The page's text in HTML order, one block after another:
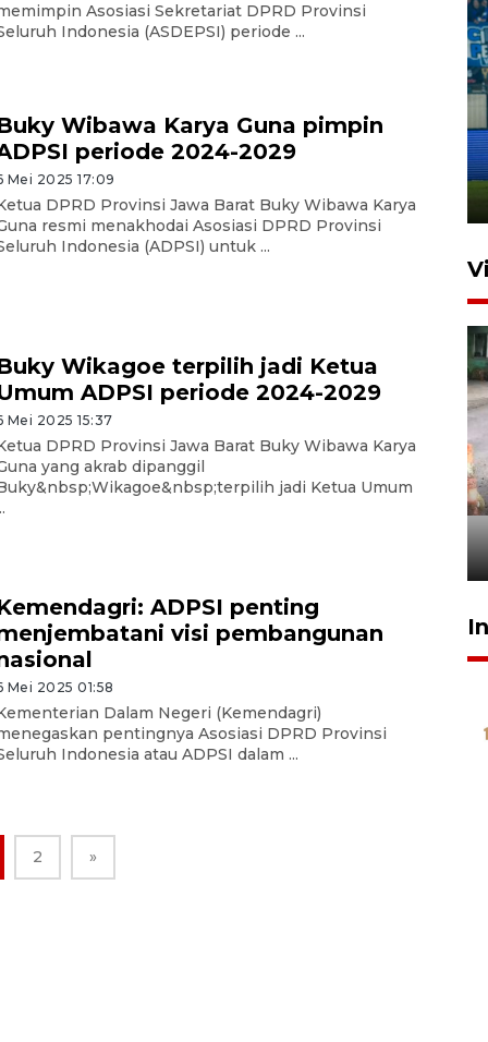
Asosiasi Sekretariat DPRD Provinsi
Indonesia (ASDEPSI) periode ...
Wibawa Karya Guna pimpin
periode 2024-2029
Mei 2025 17:09
DPRD Provinsi Jawa Barat Buky Wibawa Karya
resmi menakhodai Asosiasi DPRD Provinsi
Indonesia (ADPSI) untuk ...
Wikagoe terpilih jadi Ketua
ADPSI periode 2024-2029
Mei 2025 15:37
DPRD Provinsi Jawa Barat Buky Wibawa Karya
yang akrab dipanggil
jadi Ketua Umum
ADPSI penting
visi pembangunan
Mei 2025 01:58
Dalam Negeri (Kemendagri)
pentingnya Asosiasi DPRD Provinsi
Indonesia atau ADPSI dalam ...
2 »
Penutupan latihan bela negara
dan manajerial SPPI di
Balikpapan
31 Juli 2026 18:01
Pigai: Penangkapan begal
tetap kewenangan aparat